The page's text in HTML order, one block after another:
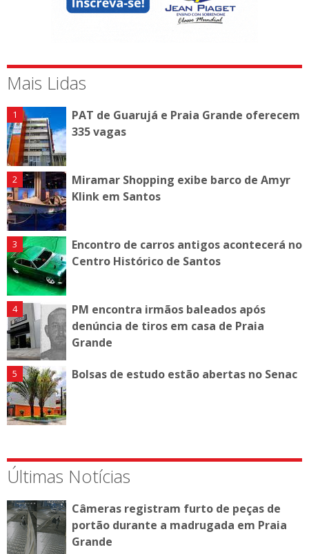
Mais Lidas
PAT de Guarujá e Praia Grande oferecem
335 vagas
Miramar Shopping exibe barco de Amyr
Klink em Santos
Encontro de carros antigos acontecerá no
Centro Histórico de Santos
PM encontra irmãos baleados após
denúncia de tiros em casa de Praia
Grande
Bolsas de estudo estão abertas no Senac
Últimas Notícias
Câmeras registram furto de peças de
portão durante a madrugada em Praia
Grande